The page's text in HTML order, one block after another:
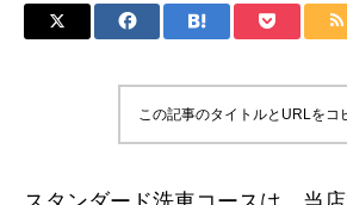
この記事のタイトルとURLをコ